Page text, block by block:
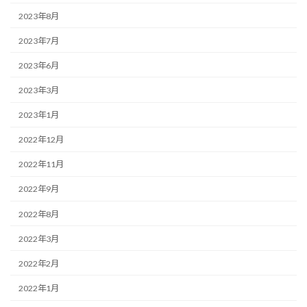
2023年8月
2023年7月
2023年6月
2023年3月
2023年1月
2022年12月
2022年11月
2022年9月
2022年8月
2022年3月
2022年2月
2022年1月